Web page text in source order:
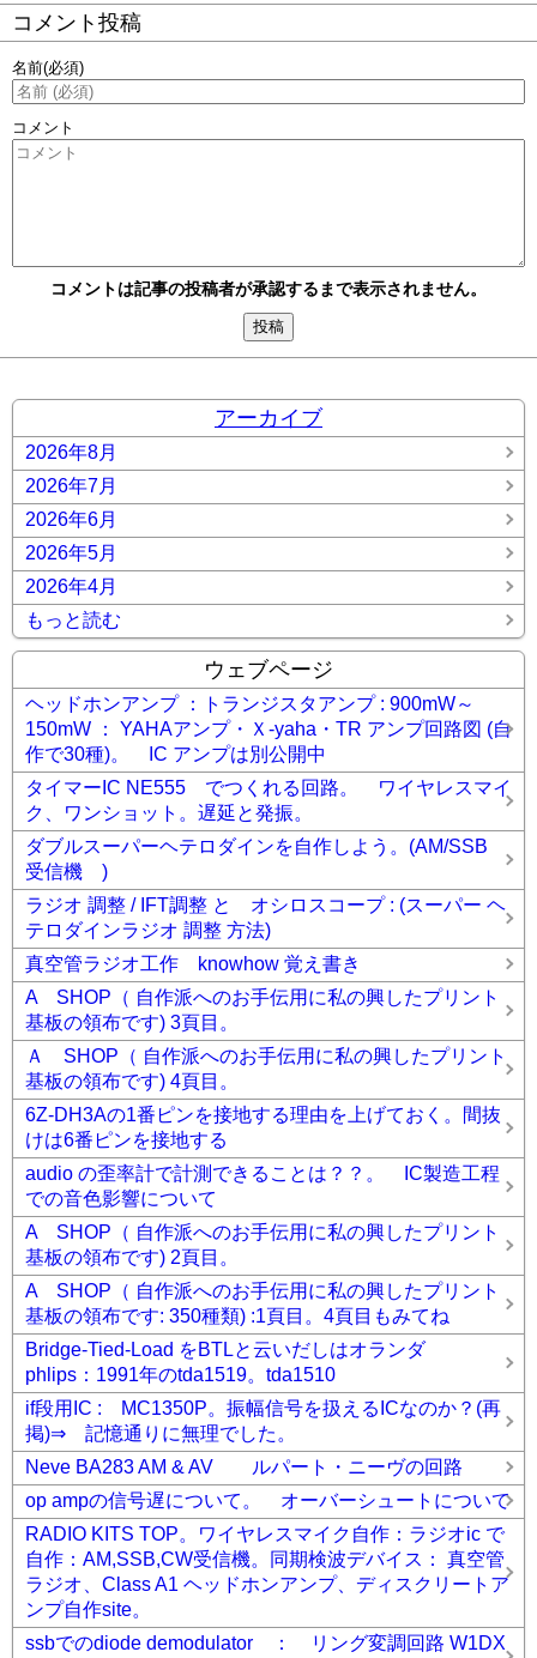
コメント投稿
名前(必須)
コメント
コメントは記事の投稿者が承認するまで表示されません。
アーカイブ
2026年8月
2026年7月
2026年6月
2026年5月
2026年4月
もっと読む
ウェブページ
ヘッドホンアンプ ：トランジスタアンプ : 900mW～
150mW ： YAHAアンプ・Ｘ-yaha・TR アンプ回路図 (自
作で30種)。 IC アンプは別公開中
タイマーIC NE555 でつくれる回路。 ワイヤレスマイ
ク、ワンショット。遅延と発振。
ダブルスーパーヘテロダインを自作しよう。(AM/SSB
受信機 )
ラジオ 調整 / IFT調整 と オシロスコープ : (スーパー ヘ
テロダインラジオ 調整 方法)
真空管ラジオ工作 knowhow 覚え書き
A SHOP（ 自作派へのお手伝用に私の興したプリント
基板の領布です) 3頁目。
Ａ SHOP（ 自作派へのお手伝用に私の興したプリント
基板の領布です) 4頁目。
6Z-DH3Aの1番ピンを接地する理由を上げておく。間抜
けは6番ピンを接地する
audio の歪率計で計測できることは？？。 IC製造工程
での音色影響について
A SHOP（ 自作派へのお手伝用に私の興したプリント
基板の領布です) 2頁目。
A SHOP（ 自作派へのお手伝用に私の興したプリント
基板の領布です: 350種類) :1頁目。4頁目もみてね
Bridge-Tied-Load をBTLと云いだしはオランダ
phlips：1991年のtda1519。tda1510
if段用IC : MC1350P。振幅信号を扱えるICなのか？(再
掲)⇒ 記憶通りに無理でした。
Neve BA283 AM & AV ルパート・ニーヴの回路
op ampの信号遅について。 オーバーシュートについて
RADIO KITS TOP。ワイヤレスマイク自作：ラジオic で
自作：AM,SSB,CW受信機。同期検波デバイス： 真空管
ラジオ、Class A1 ヘッドホンアンプ、ディスクリートア
ンプ自作site。
ssbでのdiode demodulator ： リング変調回路 W1DX